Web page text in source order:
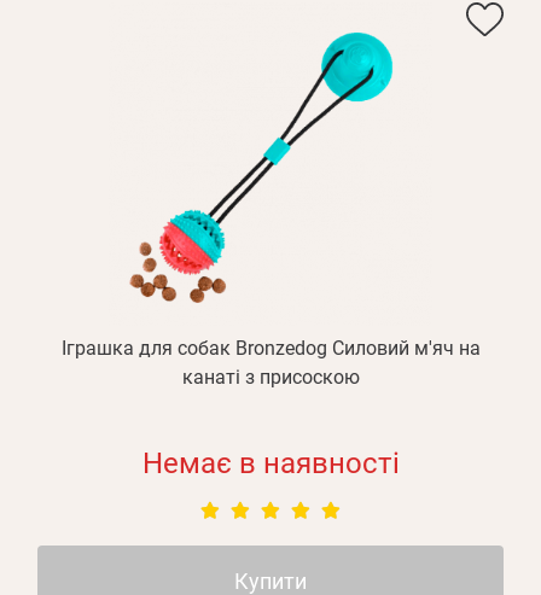
Іграшка для собак Bronzedog Силовий м'яч на
канаті з присоскою
Немає в наявності
Купити